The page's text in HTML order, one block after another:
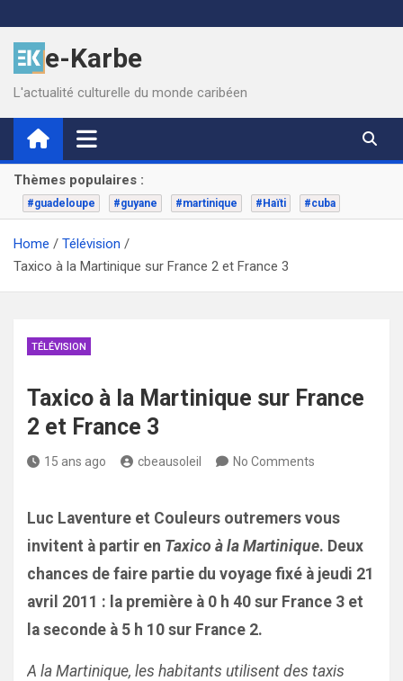
to
contente-Karbe
L'actualité culturelle du monde caribéen
Thèmes populaires :
#guadeloupe #guyane #martinique #Haïti #cuba
Home
Télévision
Taxico à la Martinique sur France 2 et France 3
TÉLÉVISION
Taxico à la Martinique sur France
2 et France 3
15 ans ago cbeausoleil No Comments
Luc Laventure et Couleurs outremers vous
invitent à partir en Taxico à la Martinique. Deux
chances de faire partie du voyage fixé à jeudi 21
avril 2011 : la première à 0 h 40 sur France 3 et
la seconde à 5 h 10 sur France 2.
A la Martinique, les habitants utilisent des taxis